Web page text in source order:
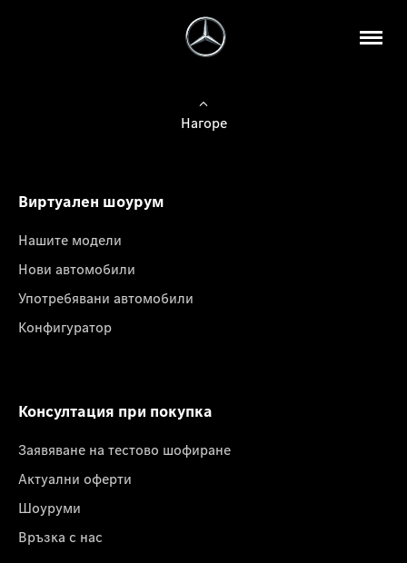
Нагоре
Виртуален шоурум
Нашите модели
Нови автомобили
Употребявани автомобили
Конфигуратор
Консултация при покупка
Заявяване на тестово шофиране
Актуални оферти
Шоуруми
Връзка с нас